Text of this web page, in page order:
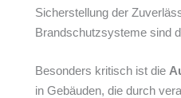
Sicherstellung der
Brandschutzsysteme sind
Besonders kritisch ist die
in Gebäuden, die durch